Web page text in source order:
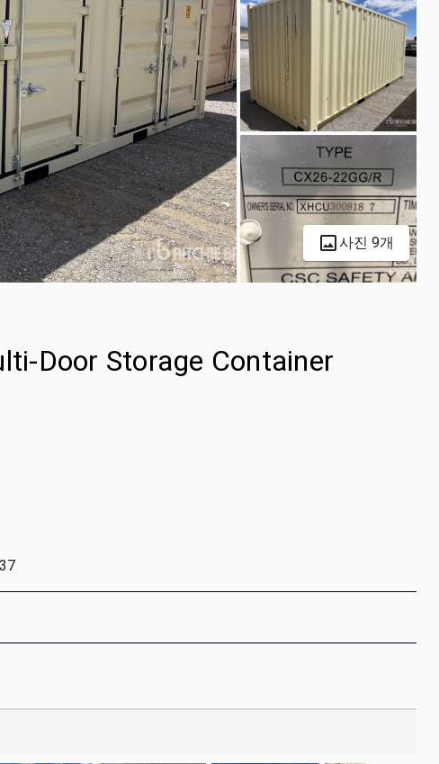
사진 9개
Door Storage Container